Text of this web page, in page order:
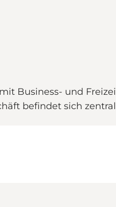
Business- und
befindet sich